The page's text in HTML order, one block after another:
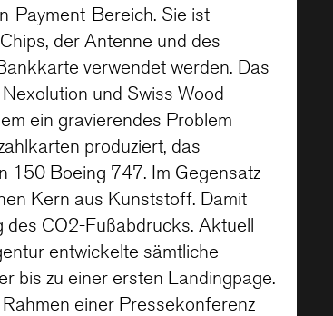
Payment-Bereich. Sie ist
der Antenne und des
verwendet werden. Das
und Swiss Wood
ein gravierendes Problem
produziert, das
150 Boeing 747. Im Gegensatz
Kern aus Kunststoff. Damit
des CO2-Fußabdrucks. Aktuell
entwickelte sämtliche
bis zu einer ersten Landingpage.
einer Pressekonferenz